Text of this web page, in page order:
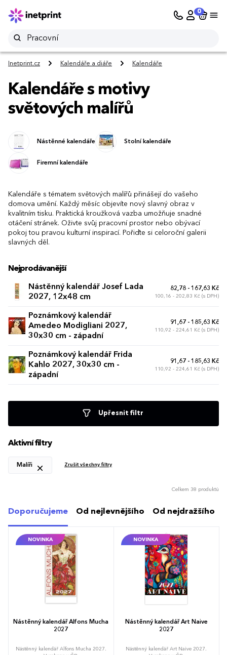
0
Inetprint.cz Kalendáře a diáře Kalendáře
Kalendáře s motivy
světových malířů
Nástěnné kalendáře Stolní kalendáře
Firemní kalendáře
Kalendáře s tématem světových malířů přinášejí do vašeho
domova umění. Každý měsíc objevíte nový slavný obraz v
kvalitním tisku. Praktická kroužková vazba umožňuje snadné
otáčení stránek. Oživte svůj pracovní prostor nebo obývací
pokoj tou pravou kulturní inspirací. Pořiďte si celoroční galerii
slavných děl.
Nejprodávanější
Nástěnný kalendář Josef Lada
2027, 12x48 cm
82,78 - 167,63 Kč
100,16 - 202,83 Kč (s DPH)
Poznámkový kalendář
Amedeo Modigliani 2027,
30x30 cm - západní
91,67 - 185,63 Kč
110,92 - 224,61 Kč (s DPH)
Poznámkový kalendář Frida
Kahlo 2027, 30x30 cm -
západní
91,67 - 185,63 Kč
110,92 - 224,61 Kč (s DPH)
Upřesnit filtr
Aktivní filtry
Malíři Zrušit všechny filtry
Celkem 38 produktů
Doporučujeme Od nejlevnějšího Od nejdražšího
NOVINKA
Nástěnný kalendář Alfons Mucha
2027
Nástěnný kalendář Alfons Mucha 2027.
NOVINKA
Nástěnný kalendář Art Naive
2027
Nástěnný kalendář Art Naive 2027.